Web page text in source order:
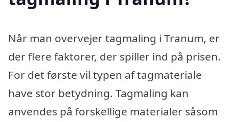
Når man overvejer tagmaling i Tranum, er
der flere faktorer, der spiller ind på prisen.
For det første vil typen af tagmateriale
have stor betydning. Tagmaling kan
anvendes på forskellige materialer såsom